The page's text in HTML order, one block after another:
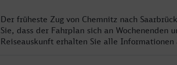
Der früheste Zug von Chemnitz nach
Sie, dass der Fahrplan sich an Wochenenden
Reiseauskunft erhalten Sie alle